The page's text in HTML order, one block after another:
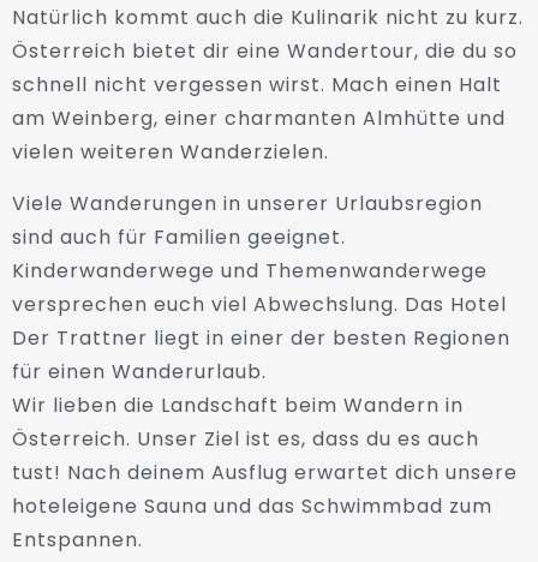
Natürlich kommt auch die Kulinarik nicht zu kurz.
Österreich bietet dir eine Wandertour, die du so
schnell nicht vergessen wirst. Mach einen Halt
am Weinberg, einer charmanten Almhütte und
vielen weiteren Wanderzielen.
Viele Wanderungen in unserer Urlaubsregion
sind auch für Familien geeignet.
Kinderwanderwege und Themenwanderwege
versprechen euch viel Abwechslung. Das Hotel
Der Trattner liegt in einer der besten Regionen
für einen Wanderurlaub.
Wir lieben die Landschaft beim Wandern in
Österreich. Unser Ziel ist es, dass du es auch
tust! Nach deinem Ausflug erwartet dich unsere
hoteleigene Sauna und das Schwimmbad zum
Entspannen.